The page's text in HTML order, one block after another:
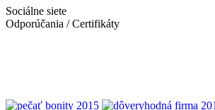
Sociálne siete
Odporúčania / Certifikáty